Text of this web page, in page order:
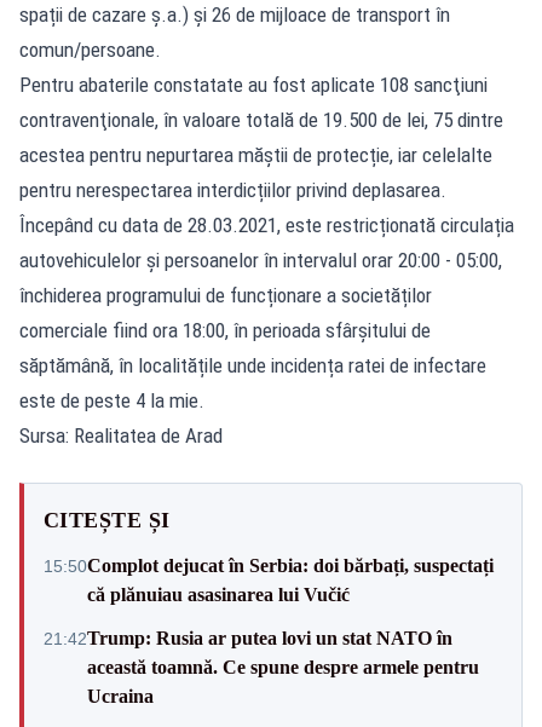
spații de cazare ș.a.) și 26 de mijloace de transport în
comun/persoane.
Pentru abaterile constatate au fost aplicate 108 sancţiuni
contravenţionale, în valoare totală de 19.500 de lei, 75 dintre
acestea pentru nepurtarea măștii de protecție, iar celelalte
pentru nerespectarea interdicțiilor privind deplasarea.
Începând cu data de 28.03.2021, este restricționată circulația
autovehiculelor și persoanelor în intervalul orar 20:00 - 05:00,
închiderea programului de funcționare a societăților
comerciale fiind ora 18:00, în perioada sfârșitului de
săptămână, în localitățile unde incidența ratei de infectare
este de peste 4 la mie.
Sursa: Realitatea de Arad
CITEȘTE ȘI
15:50Complot dejucat în Serbia: doi bărbați, suspectați
că plănuiau asasinarea lui Vučić
21:42Trump: Rusia ar putea lovi un stat NATO în
această toamnă. Ce spune despre armele pentru
Ucraina